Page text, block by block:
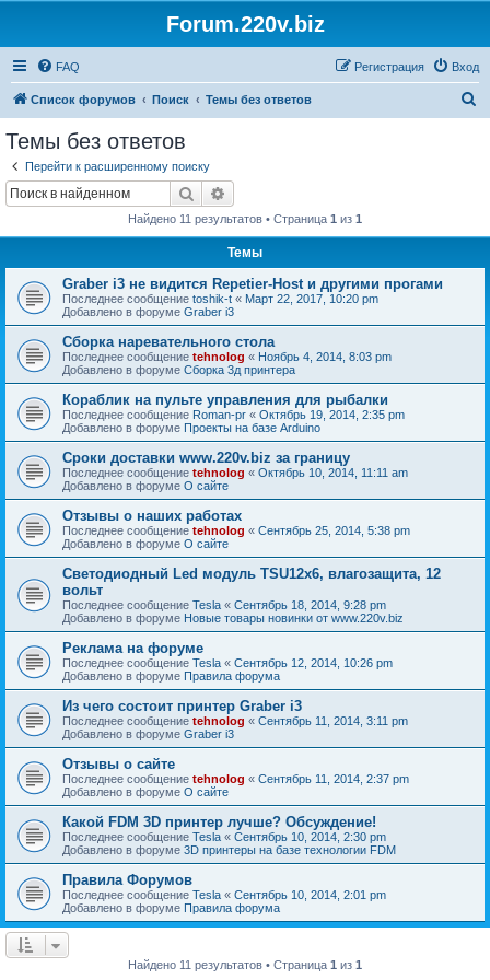
Forum.220v.biz
FAQ Вход
Регистрация
Список форумов Поиск Темы без ответов
Темы без ответов
Перейти к расширенному поиску
Поиск
Найдено 11 результатов • Страница 1 из 1
Темы
Graber i3 не видится Repetier-Host и другими прогами
Последнее сообщение toshik-t « Март 22, 2017, 10:20 pm
Добавлено в форуме Graber i3
Сборка наревательного стола
Последнее сообщение tehnolog « Ноябрь 4, 2014, 8:03 pm
Добавлено в форуме Сборка 3д принтера
Кораблик на пульте управления для рыбалки
Последнее сообщение Roman-pr « Октябрь 19, 2014, 2:35 pm
Добавлено в форуме Проекты на базе Arduino
Сроки доставки www.220v.biz за границу
Последнее сообщение tehnolog « Октябрь 10, 2014, 11:11 am
Добавлено в форуме О сайте
Отзывы о наших работах
Последнее сообщение tehnolog « Сентябрь 25, 2014, 5:38 pm
Добавлено в форуме О сайте
Светодиодный Led модуль TSU12х6, влагозащита, 12
вольт
Последнее сообщение Tesla « Сентябрь 18, 2014, 9:28 pm
Добавлено в форуме Новые товары новинки от www.220v.biz
Реклама на форуме
Последнее сообщение Tesla « Сентябрь 12, 2014, 10:26 pm
Добавлено в форуме Правила форума
Из чего состоит принтер Graber i3
Последнее сообщение tehnolog « Сентябрь 11, 2014, 3:11 pm
Добавлено в форуме Graber i3
Отзывы о сайте
Последнее сообщение tehnolog « Сентябрь 11, 2014, 2:37 pm
Добавлено в форуме О сайте
Какой FDM 3D принтер лучше? Обсуждение!
Последнее сообщение Tesla « Сентябрь 10, 2014, 2:30 pm
Добавлено в форуме 3D принтеры на базе технологии FDM
Правила Форумов
Последнее сообщение Tesla « Сентябрь 10, 2014, 2:01 pm
Добавлено в форуме Правила форума
Найдено 11 результатов • Страница 1 из 1